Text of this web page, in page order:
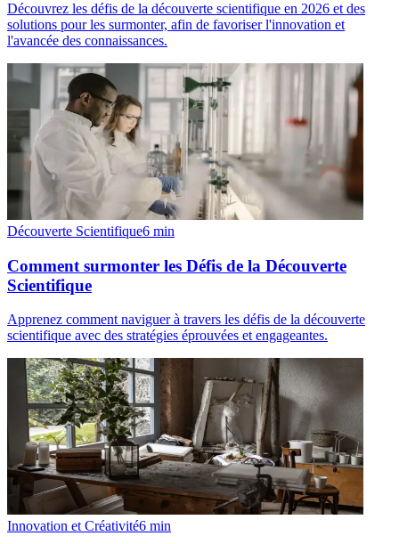
Découvrez les défis de la découverte scientifique en 2026 et des
solutions pour les surmonter, afin de favoriser l'innovation et
l'avancée des connaissances.
Découverte Scientifique6 min
Comment surmonter les Défis de la Découverte
Scientifique
Apprenez comment naviguer à travers les défis de la découverte
scientifique avec des stratégies éprouvées et engageantes.
Innovation et Créativité6 min